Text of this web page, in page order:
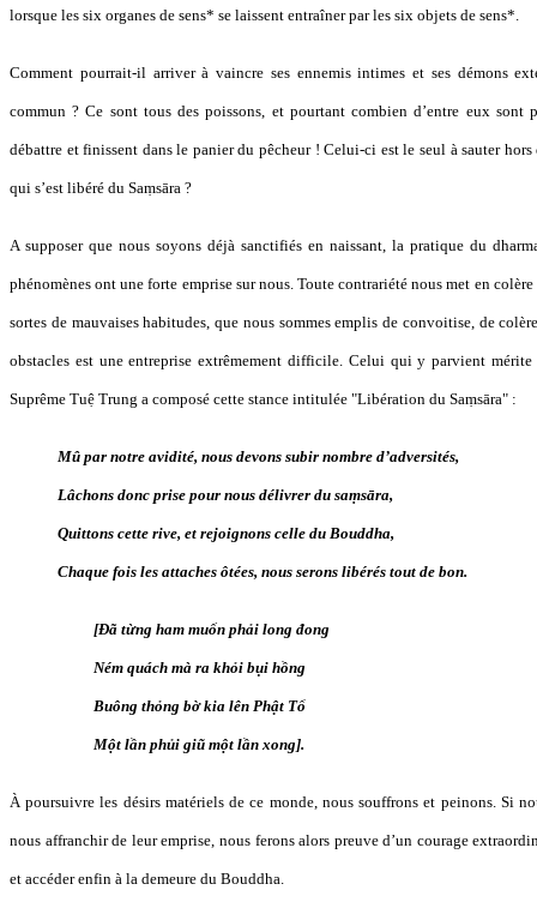
lorsque les six organes de sens* se laissent entraîner par les six objets de sens*.
Comment pourrait-il arriver à vaincre ses ennemis intimes et ses démons
commun ? Ce sont tous des poissons, et pourtant combien d’entre eux
débattre et finissent dans le panier du pêcheur ! Celui-ci est le seul à sauter
qui s’est libéré du Saṃsāra ?
A supposer que nous soyons déjà sanctifiés en naissant, la pratique du
phénomènes ont une forte emprise sur nous. Toute contrariété nous met en
sortes de mauvaises habitudes, que nous sommes emplis de convoitise, de
obstacles est une entreprise extrêmement difficile. Celui qui y parvient
Suprême Tuệ Trung a composé cette stance intitulée "Libération du Saṃsāra" :
Mû par notre avidité, nous devons subir nombre d’adversités,
Lâchons donc prise pour nous délivrer du saṃsāra,
Quittons cette rive, et rejoignons celle du Bouddha,
Chaque fois les attaches ôtées, nous serons libérés tout de bon.
[Đã từng ham muốn phải long đong
Ném quách mà ra khỏi bụi hồng
Buông thỏng bờ kia lên Phật Tổ
Một lần phủi giũ một lần xong].
À poursuivre les désirs matériels de ce monde, nous souffrons et peinons. Si
nous affranchir de leur emprise, nous ferons alors preuve d’un courage
et accéder enfin à la demeure du Bouddha.